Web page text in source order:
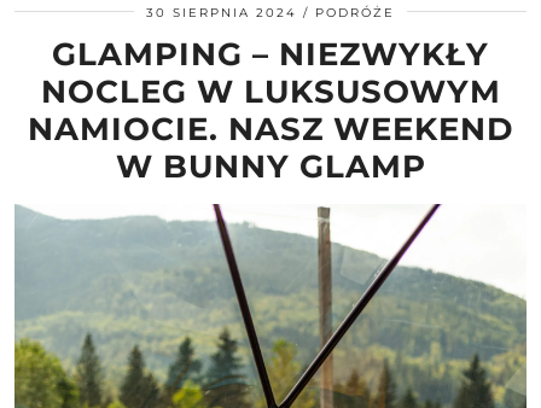
30 SIERPNIA 2024 PODRÓŻE
GLAMPING – NIEZWYKŁY
NOCLEG W LUKSUSOWYM
NAMIOCIE. NASZ WEEKEND
W BUNNY GLAMP